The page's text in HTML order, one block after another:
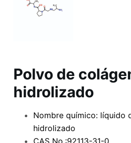
Polvo de
hidrolizado
Nombre químico: líquido
hidrolizado
CAS No.:92113-31-0